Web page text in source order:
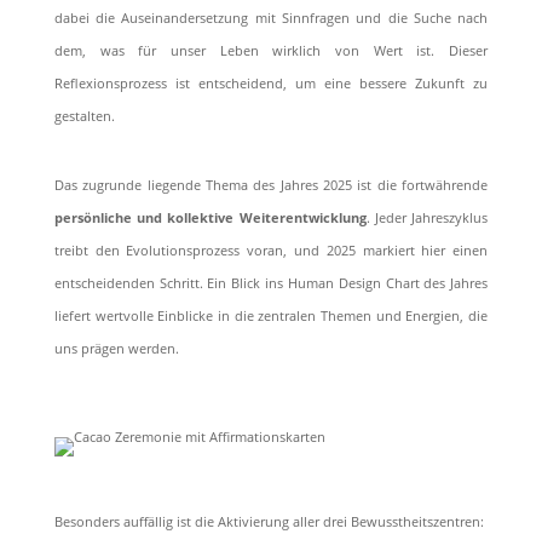
dabei die Auseinandersetzung mit Sinnfragen und die Suche nach
dem, was für unser Leben wirklich von Wert ist. Dieser
Reflexionsprozess ist entscheidend, um eine bessere Zukunft zu
gestalten.
Das zugrunde liegende Thema des Jahres 2025 ist die fortwährende
persönliche und kollektive Weiterentwicklung. Jeder Jahreszyklus
treibt den Evolutionsprozess voran, und 2025 markiert hier einen
entscheidenden Schritt. Ein Blick ins Human Design Chart des Jahres
liefert wertvolle Einblicke in die zentralen Themen und Energien, die
uns prägen werden.
Besonders auffällig ist die Aktivierung aller drei Bewusstheitszentren: